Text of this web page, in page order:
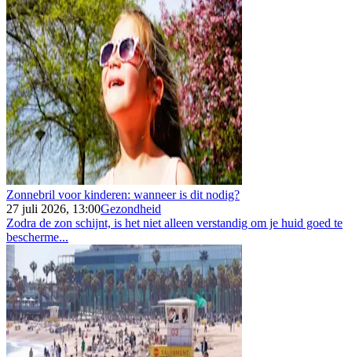
Zonnebril voor kinderen: wanneer is dit nodig?
27 juli 2026, 13:00Gezondheid
Zodra de zon schijnt, is het niet alleen verstandig om je huid goed te
bescherme...